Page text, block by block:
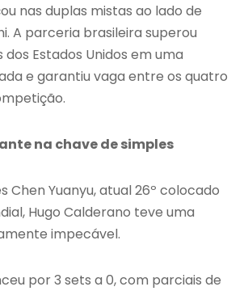
nas duplas mistas ao lado de
A parceria brasileira superou
Estados Unidos em uma
e garantiu vaga entre os quatro
na chave de simples
Chen Yuanyu, atual 26º colocado
Hugo Calderano teve uma
impecável.
por 3 sets a 0, com parciais de